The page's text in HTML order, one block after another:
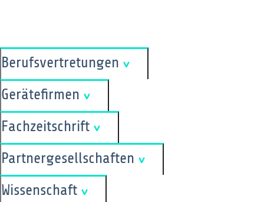
Berufsvertretungen
Gerätefirmen
Fachzeitschrift
Partnergesellschaften
Wissenschaft